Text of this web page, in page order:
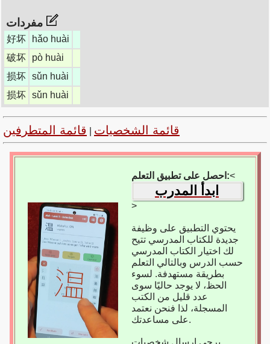
好坏
hǎo huài
破坏
pò huài
损坏 sǔn huài
损坏 sǔn huài
قائمة الشخصيات قائمة المتطرفين
احصل على تطبيق التعلم:<
ابدأ المدرب
>
يحتوي التطبيق على وظيفة
جديدة للكتاب المدرسي تتيح
لك اختيار الكتاب المدرسي
حسب الدرس وبالتالي التعلم
بطريقة مستهدفة. لسوء
الحظ، لا يوجد حاليًا سوى
عدد قليل من الكتب
المسجلة، لذا فنحن نعتمد
على مساعدتك.
يرجى إرسال شخصيات